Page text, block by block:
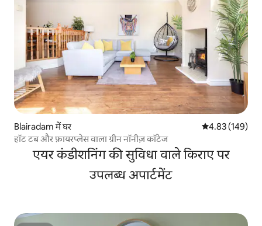
Blairadam में घर औसत रेटिंग 5 में से
4.83 (149)
हॉट टब और फ़ायरप्लेस वाला ग्रीन नॉनीज़ कॉटेज
एयर कंडीशनिंग की सुविधा वाले किराए पर
उपलब्ध अपार्टमेंट